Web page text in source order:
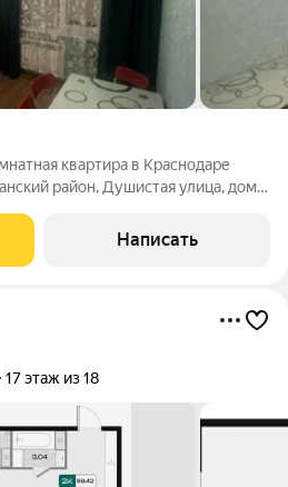
квартира в Краснодаре
район, Душистая улица, дом
восьмиэтажного кирпичного
Написать
17 этаж из 18